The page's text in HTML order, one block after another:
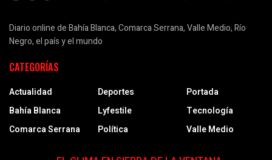
Diario online de Bahía Blanca, Comarca Serrana, Valle Medio, Río
Negro, el país y el mundo
CATEGORÍAS
Actualidad
Bahía Blanca
Comarca Serrana
Deportes
Lyfestile
Política
Portada
Tecnología
Valle Medio